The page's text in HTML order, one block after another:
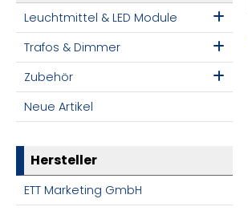
Leuchtmittel & LED Module
Trafos & Dimmer
Zubehör
Neue Artikel
Hersteller
ETT Marketing GmbH